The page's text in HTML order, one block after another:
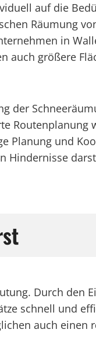
auf die
Räumung
in
auch größere
der
Routenplanung
Planung und
Hindernisse
Durch den
schnell und
auch einen